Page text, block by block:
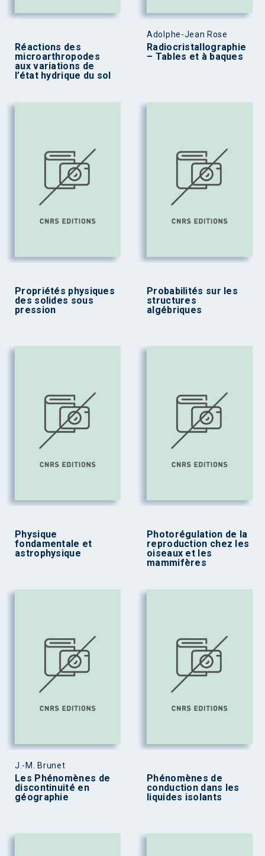
Réactions des
microarthropodes
aux variations de
l’état hydrique du sol
Adolphe-Jean Rose
Radiocristallographie
– Tables et à baques
Propriétés physiques
des solides sous
pression
Probabilités sur les
structures
algébriques
Physique
fondamentale et
astrophysique
Photorégulation de la
reproduction chez les
oiseaux et les
mammifères
J.-M. Brunet
Les Phénomènes de
discontinuité en
géographie
Phénomènes de
conduction dans les
liquides isolants